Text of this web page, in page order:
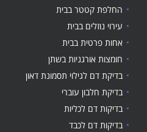
החלפת קטטר בבית
עירוי נוזלים בבית
אחות פרטית בבית
חומצות אורגניות בשתן
בדיקת דם לגילוי תסמונת דאון
בדיקת חלבון עוברי
בדיקות דם לכליות
בדיקות דם לכבד